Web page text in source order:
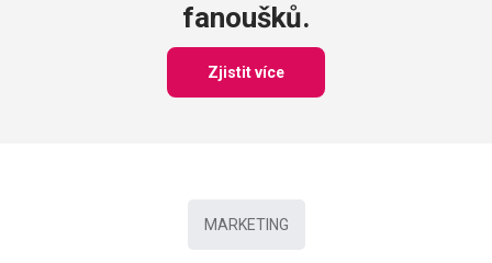
fanoušků.
Zjistit více
MARKETING